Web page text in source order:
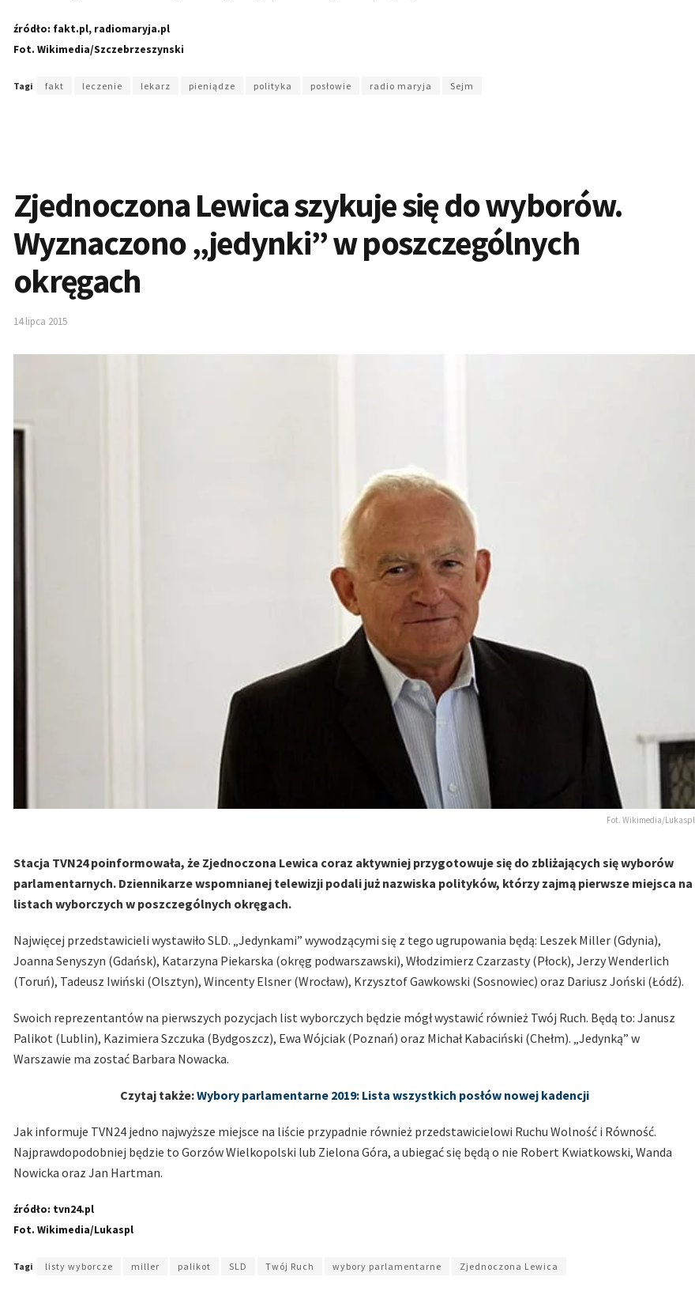
źródło: fakt.pl, radiomaryja.pl
Fot. Wikimedia/Szczebrzeszynski
Tagi fakt leczenie lekarz pieniądze polityka posłowie radio maryja Sejm
Zjednoczona Lewica szykuje się do wyborów.
Wyznaczono „jedynki” w poszczególnych
okręgach
14 lipca 2015
Fot. Wikimedia/Lukaspl
Stacja TVN24 poinformowała, że Zjednoczona Lewica coraz aktywniej przygotowuje się do zbliżających się wyborów
parlamentarnych. Dziennikarze wspomnianej telewizji podali już nazwiska polityków, którzy zajmą pierwsze miejsca na
listach wyborczych w poszczególnych okręgach.
Najwięcej przedstawicieli wystawiło SLD. „Jedynkami” wywodzącymi się z tego ugrupowania będą: Leszek Miller (Gdynia),
Joanna Senyszyn (Gdańsk), Katarzyna Piekarska (okręg podwarszawski), Włodzimierz Czarzasty (Płock), Jerzy Wenderlich
(Toruń), Tadeusz Iwiński (Olsztyn), Wincenty Elsner (Wrocław), Krzysztof Gawkowski (Sosnowiec) oraz Dariusz Joński (Łódź).
Swoich reprezentantów na pierwszych pozycjach list wyborczych będzie mógł wystawić również Twój Ruch. Będą to: Janusz
Palikot (Lublin), Kazimiera Szczuka (Bydgoszcz), Ewa Wójciak (Poznań) oraz Michał Kabaciński (Chełm). „Jedynką” w
Warszawie ma zostać Barbara Nowacka.
Czytaj także:Wybory parlamentarne 2019: Lista wszystkich posłów nowej kadencji
Jak informuje TVN24 jedno najwyższe miejsce na liście przypadnie również przedstawicielowi Ruchu Wolność i Równość.
Najprawdopodobniej będzie to Gorzów Wielkopolski lub Zielona Góra, a ubiegać się będą o nie Robert Kwiatkowski, Wanda
Nowicka oraz Jan Hartman.
źródło: tvn24.pl
Fot. Wikimedia/Lukaspl
Tagi listy wyborcze miller palikot SLD Twój Ruch wybory parlamentarne Zjednoczona Lewica